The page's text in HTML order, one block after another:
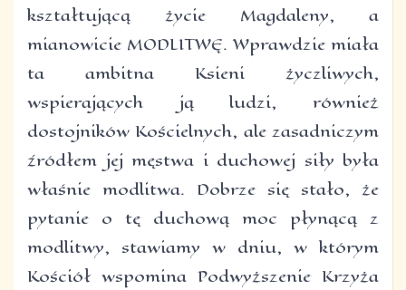
kształtującą życie Magdaleny, a
mianowicie MODLITWĘ. Wprawdzie miała
ta ambitna Ksieni życzliwych,
wspierających ją ludzi, również
dostojników Kościelnych, ale zasadniczym
źródłem jej męstwa i duchowej siły była
właśnie modlitwa. Dobrze się stało, że
pytanie o tę duchową moc płynącą z
modlitwy, stawiamy w dniu, w którym
Kościół wspomina Podwyższenie Krzyża